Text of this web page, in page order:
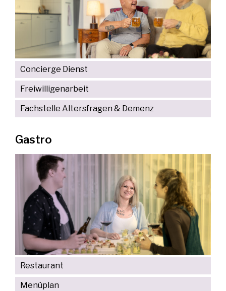
Concierge Dienst
Freiwilligenarbeit
Fachstelle Altersfragen & Demenz
Gastro
Restaurant
Menüplan